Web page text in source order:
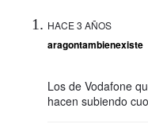
HACE 3 AÑOS
aragontambienexiste
Los de Vodafone
hacen subiendo